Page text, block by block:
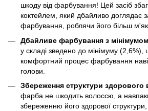
шкоду від фарбування! Цей засіб
коктейлем, який дбайливо доглядає
фарбування, роблячи його більш
Дбайливе фарбування з мінімумом
у складі зведено до мінімуму (2,6%),
комфортний процес фарбування
голови.
Збереження структури здорового
фарба не шкодить волоссю, а
збереженню його здорової